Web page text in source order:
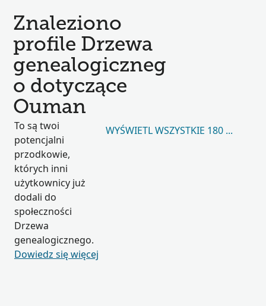
Znaleziono
profile Drzewa
genealogiczneg
o dotyczące
Ouman
To są twoi
potencjalni
przodkowie,
których inni
użytkownicy już
dodali do
społeczności
Drzewa
genealogicznego.
Dowiedz się więcej
WYŚWIETL WSZYSTKIE 180 514